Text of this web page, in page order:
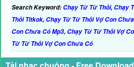
Search Keyword:Chạy Từ Từ Thôi,Chạy
Thôi Titkok,Chạy Từ Từ Thôi Vợ Con
Con Chưa Có Mp3,Chạy Từ Từ Thôi Vợ
Từ Từ Thôi Vợ Con Chưa Có